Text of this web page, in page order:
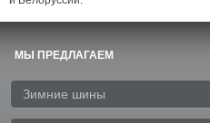
МЫ ПРЕДЛАГАЕМ
Зимние шины